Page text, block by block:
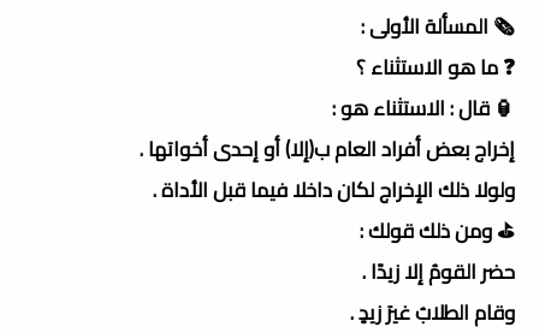
🗞 المسألة الأولى :
❓ ما هو الاستثناء ؟
🏮 قال : الاستثناء هو :
إخراج بعض أفراد العام ب(إلا) أو إحدى أخواتها .
ولولا ذلك الإخراج لكان داخلا فيما قبل الأداة .
⛳️ ومن ذلك قولك :
حضر القومُ إلا زيدًا .
وقام الطلابُ غيرَ زيدٍ .